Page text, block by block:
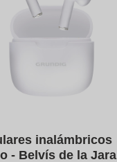
inalámbricos
- Belvís de la Jara